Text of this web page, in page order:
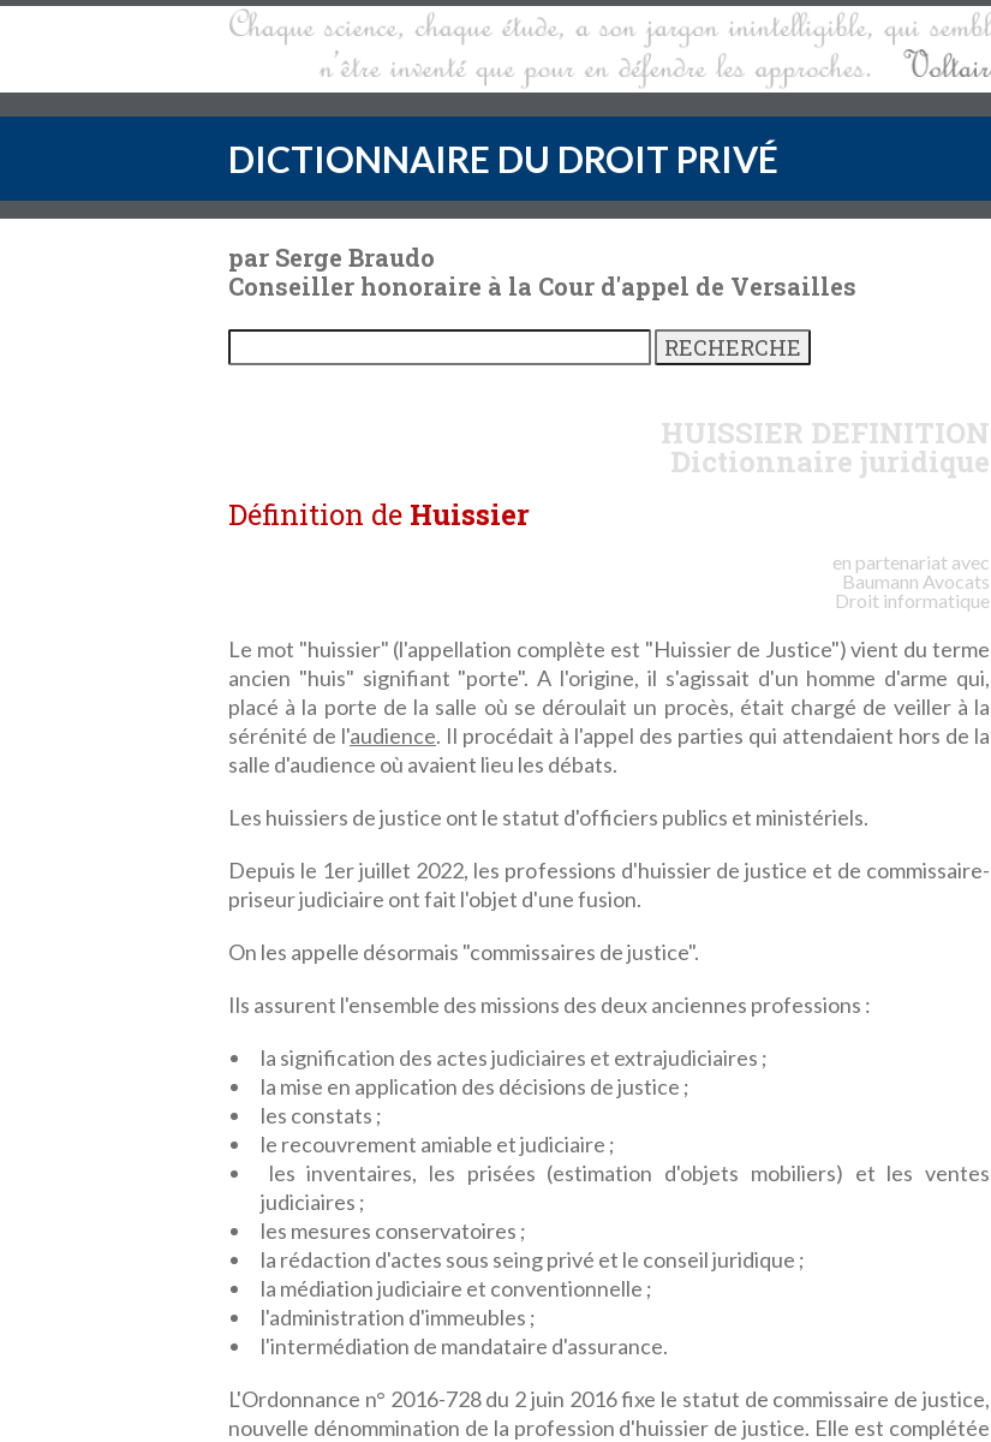
DICTIONNAIRE DU DROIT PRIVÉ
par Serge Braudo
Conseiller honoraire à la Cour d'appel de Versailles
HUISSIER DEFINITION
Dictionnaire juridique
Définition de Huissier
en partenariat avec
Baumann Avocats
Droit informatique
Le mot "huissier" (l'appellation complète est "Huissier de Justice") vient du terme
ancien "huis" signifiant "porte". A l'origine, il s'agissait d'un homme d'arme qui,
placé à la porte de la salle où se déroulait un procès, était chargé de veiller à la
sérénité de l'audience. Il procédait à l'appel des parties qui attendaient hors de la
salle d'audience où avaient lieu les débats.
Les huissiers de justice ont le statut d'officiers publics et ministériels.
Depuis le 1er juillet 2022, les professions d'huissier de justice et de commissaire-
priseur judiciaire ont fait l'objet d'une fusion.
On les appelle désormais "commissaires de justice".
Ils assurent l'ensemble des missions des deux anciennes professions :
la signification des actes judiciaires et extrajudiciaires ;
la mise en application des décisions de justice ;
les constats ;
le recouvrement amiable et judiciaire ;
les inventaires, les prisées (estimation d'objets mobiliers) et les ventes
judiciaires ;
les mesures conservatoires ;
la rédaction d'actes sous seing privé et le conseil juridique ;
la médiation judiciaire et conventionnelle ;
l'administration d'immeubles ;
l'intermédiation de mandataire d'assurance.
L'Ordonnance n° 2016-728 du 2 juin 2016 fixe le statut de commissaire de justice,
nouvelle dénommination de la profession d'huissier de justice. Elle est complétée